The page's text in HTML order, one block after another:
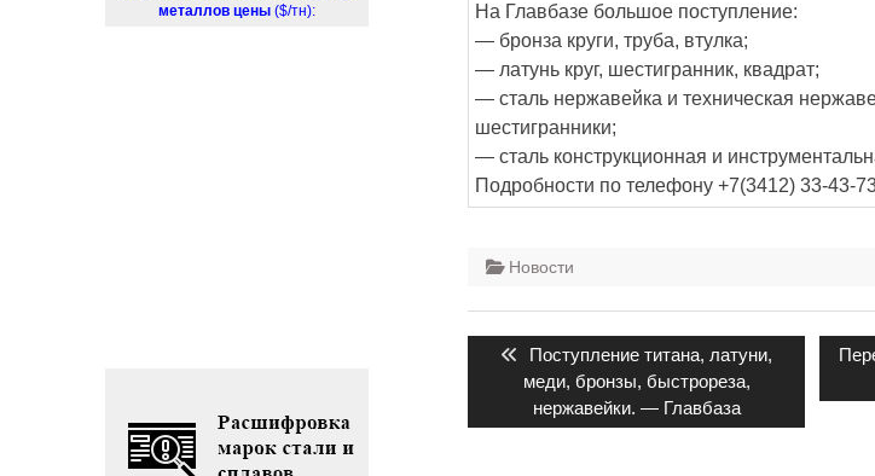
На Главбазе большое поступление:
— бронза круги, труба, втулка;
— латунь круг, шестигранник, квадрат;
— сталь нержавейка и техническая
шестигранники;
— сталь конструкционная и
Подробности по телефону +7(3412) 33-43-
Новости
Навигация
записям
Предыдущая
запись:
Поступление титана, латуни,
меди, бронзы, быстрореза,
нержавейки. — Главбаза
металлов цены ($/тн):